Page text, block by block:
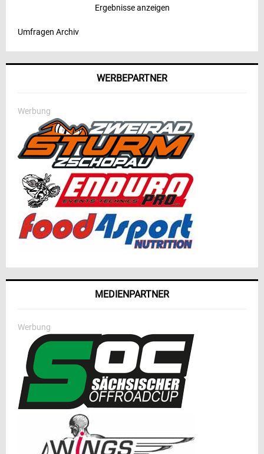
Ergebnisse anzeigen
Umfragen Archiv
WERBEPARTNER
Werbung
MEDIENPARTNER
Werbung